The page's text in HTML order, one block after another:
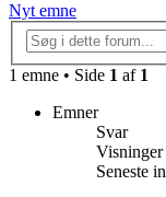
Nyt emne
1 emne • Side 1 af 1
Emner
Svar
Visninger
Seneste